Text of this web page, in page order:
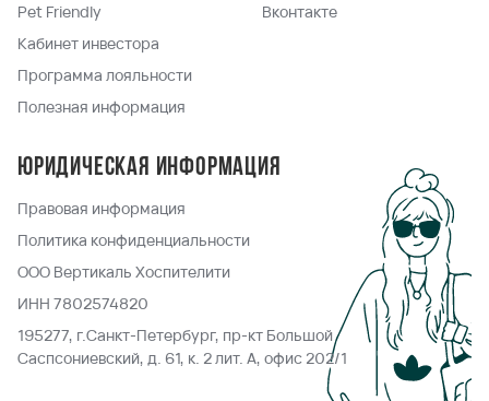
Pet Friendly
Кабинет инвестора
Программа лояльности
Полезная информация
Вконтакте
Юридическая информация
Правовая информация
Политика конфиденциальности
ООО Вертикаль Хоспителити
ИНН 7802574820
195277, г.Санкт-Петербург, пр-кт Большой
Саспсониевский, д. 61, к. 2 лит. А, офис 202/1